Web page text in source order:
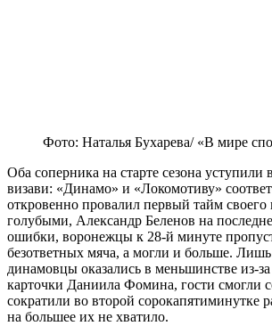
Фото: Наталья Бухарева/ «В мире
Оба соперника на старте сезона
визави: «Динамо» и «Локомотиву»
откровенно провалил первый тайм своего
голубыми, Александр Беленов на
ошибки, воронежцы к 28-й минуте
безответных мяча, а могли и больше. Лишь
динамовцы оказались в меньшинстве из-
карточки Даниила Фомина, гости смогли
сократили во второй сорокапятиминутке
на большее их не хватило.